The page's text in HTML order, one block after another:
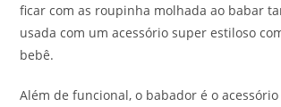
ficar com as roupinha molhada ao babar
usada com um acessório super estiloso
bebê.
Além de funcional, o babador é o